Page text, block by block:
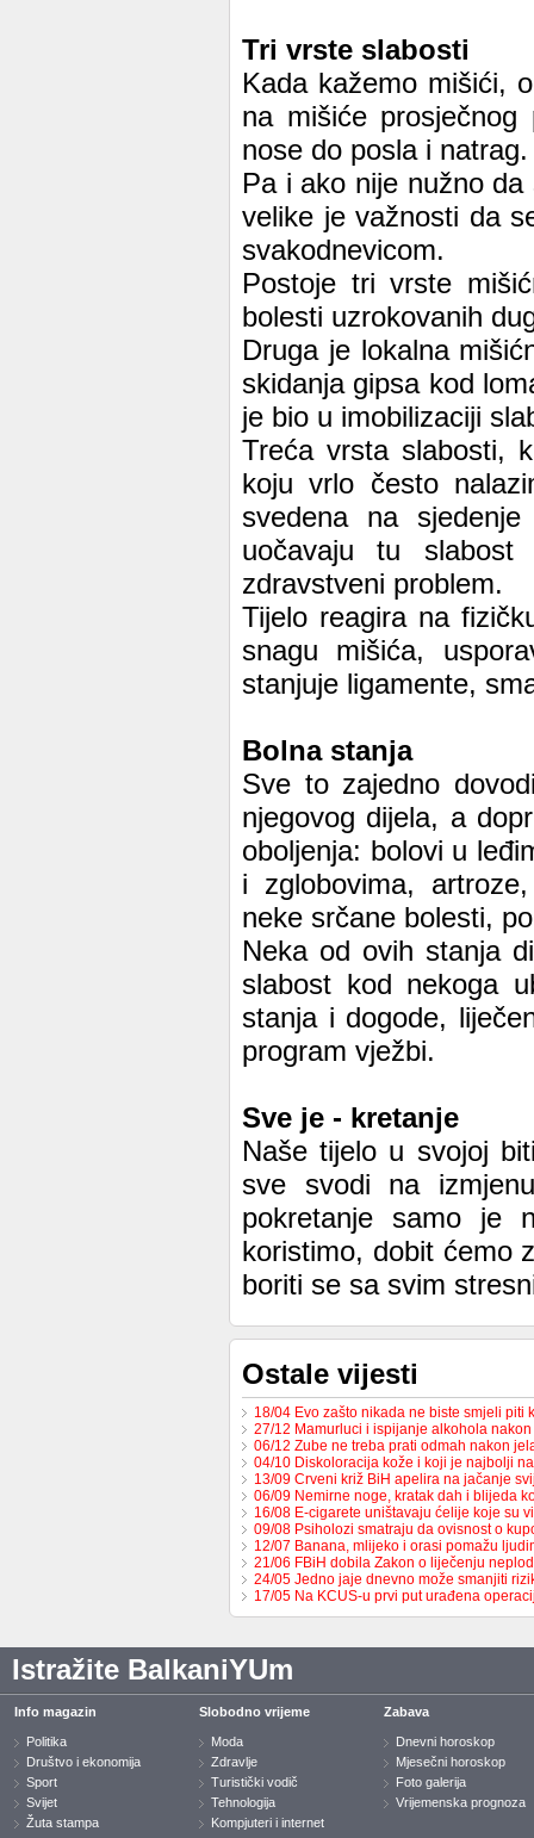
Tri vrste slabosti
Kada kažemo mišići,
na mišiće
nose do posla i natrag.
Pa i ako nije nužno
velike je važnosti da
svakodnevicom.
Postoje tri vrste
bolesti uzrokovanih
Druga je lokalna
skidanja gipsa kod
je bio u imobilizaciji
Treća vrsta slabosti,
koju vrlo često
svedena na
uočavaju tu
zdravstveni problem.
Tijelo reagira na
snagu mišića,
stanjuje ligamente,
Bolna stanja
Sve to zajedno
njegovog dijela, a
oboljenja: bolovi u
i zglobovima,
neke srčane bolesti,
Neka od ovih stanja
slabost kod nekoga
stanja i dogode,
program vježbi.
Sve je - kretanje
Naše tijelo u svojoj
sve svodi na
pokretanje samo je
koristimo, dobit ćemo
boriti se sa svim
Ostale vijesti
18/04 Evo zašto nikada ne biste smjeli piti
27/12 Mamurluci i ispijanje alkohola
06/12 Zube ne treba prati odmah nakon
04/10 Diskoloracija kože i koji je najbolji
13/09 Crveni križ BiH apelira na jačanje
06/09 Nemirne noge, kratak dah i blijeda
16/08 E-cigarete uništavaju ćelije koje su
09/08 Psiholozi smatraju da ovisnost o
12/07 Banana, mlijeko i orasi pomažu
21/06 FBiH dobila Zakon o liječenju
24/05 Jedno jaje dnevno može smanjiti
17/05 Na KCUS-u prvi put urađena
Istražite BalkaniYUm
Info magazin
Politika
Društvo i ekonomija
Sport
Svijet
Žuta stampa
Slobodno vrijeme
Moda
Zdravlje
Turistički vodič
Tehnologija
Kompjuteri i internet
Zabava
Dnevni horoskop
Mjesečni horoskop
Foto galerija
Vrijemenska prognoza